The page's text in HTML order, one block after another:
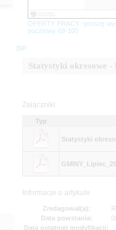
OFERTY PRACY -proszę
pocztowy 69-100
BIP
Statystyki okresowe -
Załączniki
Typ
Statystyki
Informacje o artykule
Zredagował(a):
Data powstania:
Data ostatniej modyfikacji: